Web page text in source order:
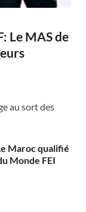
Le MAS de
au sort des
Maroc qualifié
Monde FEI